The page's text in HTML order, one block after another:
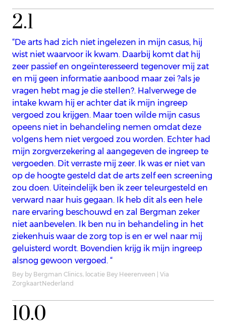
2.1
“De arts had zich niet ingelezen in mijn casus, hij
wist niet waarvoor ik kwam. Daarbij komt dat hij
zeer passief en ongeïnteresseerd tegenover mij zat
en mij geen informatie aanbood maar zei ?als je
vragen hebt mag je die stellen?. Halverwege de
intake kwam hij er achter dat ik mijn ingreep
vergoed zou krijgen. Maar toen wilde mijn casus
opeens niet in behandeling nemen omdat deze
volgens hem niet vergoed zou worden. Echter had
mijn zorgverzekering al aangegeven de ingreep te
vergoeden. Dit verraste mij zeer. Ik was er niet van
op de hoogte gesteld dat de arts zelf een screening
zou doen. Uiteindelijk ben ik zeer teleurgesteld en
verward naar huis gegaan. Ik heb dit als een hele
nare ervaring beschouwd en zal Bergman zeker
niet aanbevelen. Ik ben nu in behandeling in het
ziekenhuis waar de zorg top is en er wel naar mij
geluisterd wordt. Bovendien krijg ik mijn ingreep
alsnog gewoon vergoed. “
Bey by Bergman Clinics, locatie Bey Heerenveen | Via
ZorgkaartNederland
10.0